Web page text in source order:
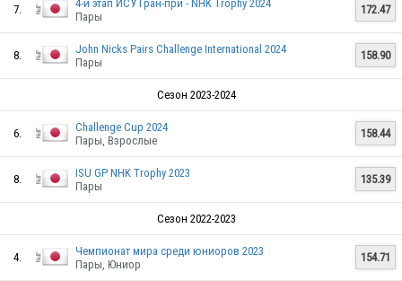
JPN
JPN
7.
4-й этап ИСУ Гран-при - NHK Trophy 2024
Пары
172.47
8.
John Nicks Pairs Challenge International 2024
Пары
158.90
Сезон 2023-2024
6.
Challenge Cup 2024
Пары, Взрослые
158.44
8.
ISU GP NHK Trophy 2023
Пары
135.39
Сезон 2022-2023
4.
Чемпионат мира среди юниоров 2023
Пары, Юниор
154.71